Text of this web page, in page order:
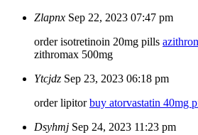
Zlapnx Sep 22, 2023 07:47 pm
order isotretinoin 20mg pills
zithromax 500mg
Ytcjdz Sep 23, 2023 06:18 pm
order lipitorbuy atorvastatin 40mg
Dsyhmj Sep 24, 2023 11:23 pm